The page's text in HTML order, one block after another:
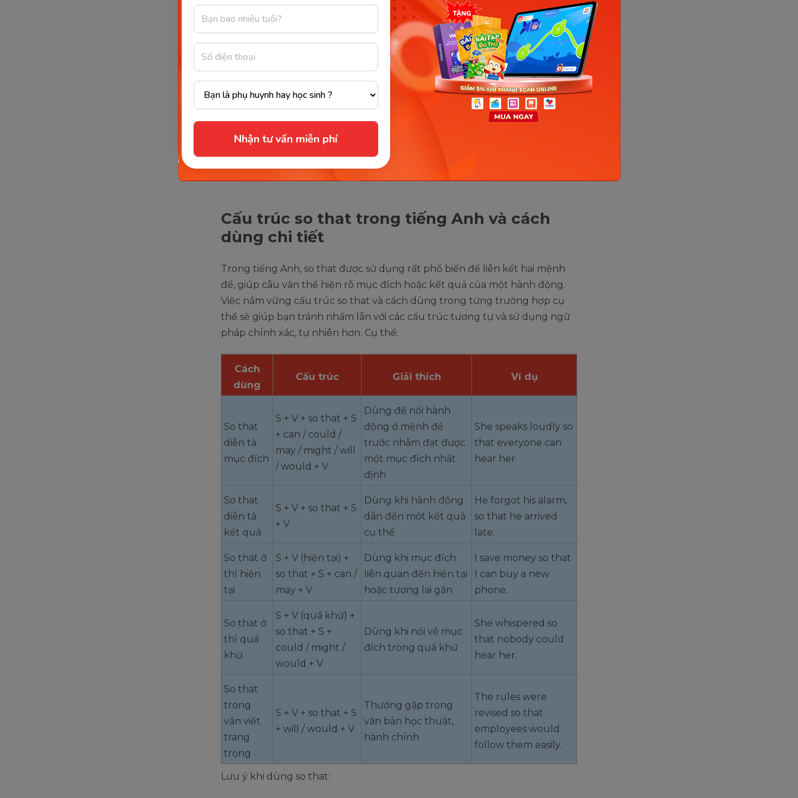
Nhận tư vấn miễn phí
So that là một liên từ trong tiếng Anh, dùng để kết nối hai mệnh đề với nhau (Ảnh:
Cấu trúc so that trong tiếng Anh và cách
dùng chi tiết
Trong tiếng Anh, so that được sử dụng rất phổ biến để liên kết hai mệnh
đề, giúp câu văn thể hiện rõ mục đích hoặc kết quả của một hành động.
Việc nắm vững cấu trúc so that và cách dùng trong từng trường hợp cụ
thể sẽ giúp bạn tránh nhầm lẫn với các cấu trúc tương tự và sử dụng ngữ
pháp chính xác, tự nhiên hơn. Cụ thể:
Cách
dùng
Cấu trúc Giải thích Ví dụ
So that
diễn tả
mục đích
S + V + so that + S
+ can / could /
may / might / will
/ would + V
Dùng để nói hành
động ở mệnh đề
trước nhằm đạt được
một mục đích nhất
định
She speaks loudly so
that everyone can
hear her.
So that
diễn tả
kết quả
S + V + so that + S
+ V
Dùng khi hành động
dẫn đến một kết quả
cụ thể
He forgot his alarm,
so that he arrived
late.
So that ở
thì hiện
tại
S + V (hiện tại) +
so that + S + can /
may + V
Dùng khi mục đích
liên quan đến hiện tại
hoặc tương lai gần
I save money so that
I can buy a new
phone.
So that ở
thì quá
khứ
S + V (quá khứ) +
so that + S +
could / might /
would + V
Dùng khi nói về mục
đích trong quá khứ
She whispered so
that nobody could
hear her.
So that
trong
văn viết
trang
trọng
S + V + so that + S
+ will / would + V
Thường gặp trong
văn bản học thuật,
hành chính
The rules were
revised so that
employees would
follow them easily.
Lưu ý khi dùng so that: